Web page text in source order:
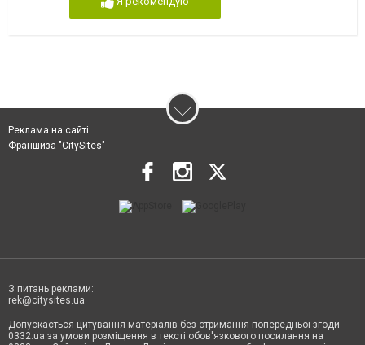
Реклама на сайті
Франшиза "CitySites"
З питань реклами:
rek@citysites.ua
Допускається цитування матеріалів без отримання попередньої згоди
0332.ua за умови розміщення в тексті обов'язкового посилання на